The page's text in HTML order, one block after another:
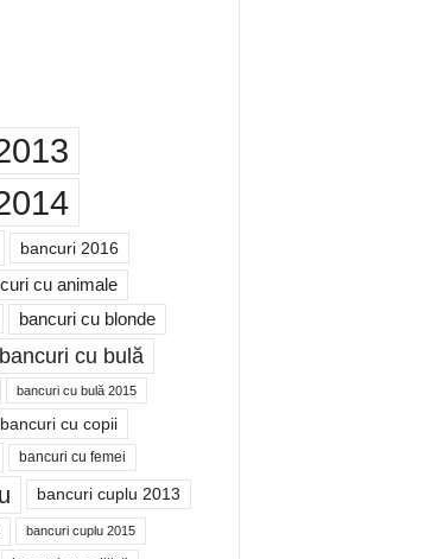
bancuri 2016
cu animale
bancuri cu blonde
bancuri cu bulă
bancuri cu bulă 2015
bancuri cu copii
bancuri cu femei
bancuri cuplu 2013
bancuri cuplu 2015